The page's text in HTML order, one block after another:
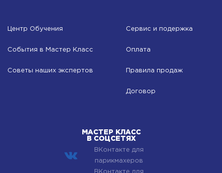
Центр Обучения
События в Мастер Класс
Советы наших экспертов
Сервис и подержка
Оплата
Правила продаж
Договор
МАСТЕР КЛАСС
В СОЦСЕТЯХ
ВКонтакте для
парикмахеров
ВКонтакте для